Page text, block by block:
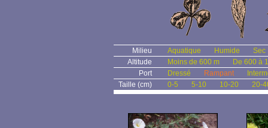
Milieu Aquatique Humide
Sec
Altitude
Moins de 600 m
De 600 à
Port
Dressé Rampant
Taille (cm)
0-5 5-10 10-20 20-